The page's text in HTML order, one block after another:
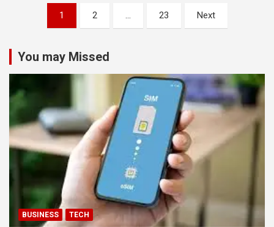
pagination
1 2 … 23 Next
You may Missed
BUSINESS TECH